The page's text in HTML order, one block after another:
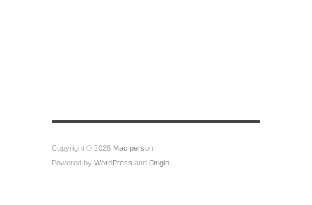
Copyright © 2026 Mac person
Powered by WordPress and Origin